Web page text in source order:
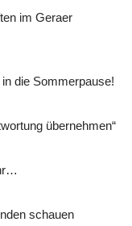
im Geraer
die Sommerpause!
übernehmen“
schauen